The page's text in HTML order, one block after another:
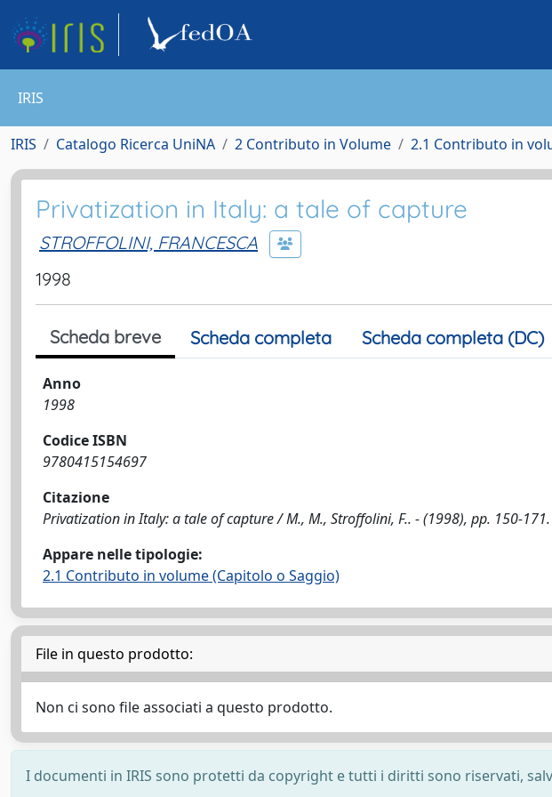
IRIS
IRIS Catalogo Ricerca UniNA 2 Contributo in Volume 2.1 Contributo in
Privatization in Italy: a tale of capture
STROFFOLINI, FRANCESCA
1998
Scheda breve Scheda completa Scheda completa (DC)
Anno
1998
Codice ISBN
9780415154697
Citazione
Privatization in Italy: a tale of capture / M., M., Stroffolini, F.. - (1998), pp. 150-171.
Appare nelle tipologie:
2.1 Contributo in volume (Capitolo o Saggio)
File in questo prodotto:
Non ci sono file associati a questo prodotto.
I documenti in IRIS sono protetti da copyright e tutti i diritti sono riservati,